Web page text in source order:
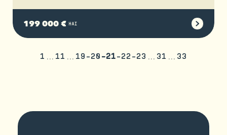
199 000 € HAI
1 11 19 20 21 22 23 31 33